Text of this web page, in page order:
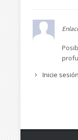
Inicie sesión